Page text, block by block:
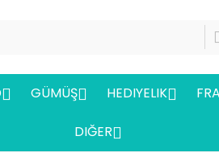
 GÜMÜŞ HEDIYELIK
DIĞER